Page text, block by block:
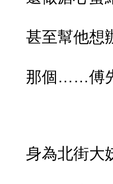
甚至幫他想辦
那個……傅先
身為北街大妖